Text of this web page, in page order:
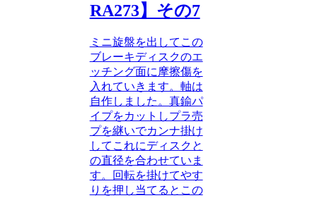
RA273】その7
ミニ旋盤を出してこの
ブレーキディスクのエ
ッチング面に摩擦傷を
入れていきます。軸は
自作しました。真鍮パ
イプをカットしプラ売
プを継いでカンナ掛け
してこれにディスクと
の直径を合わせていま
す。回転を掛けてやす
りを押し当てるとこの